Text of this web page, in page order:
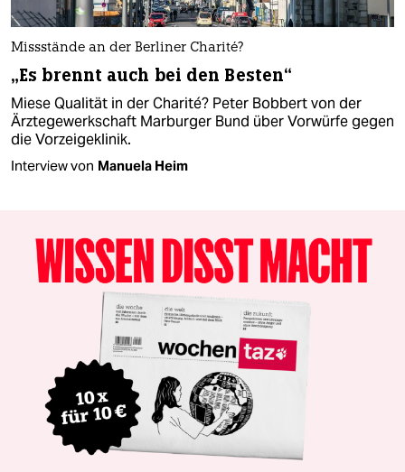
Missstände an der Berliner Charité?
„Es brennt auch bei den Besten“
Miese Qualität in der Charité? Peter Bobbert von der
Ärzte­gewerk­schaft Marburger Bund über Vorwürfe gegen
die Vorzeigeklinik.
Interview von Manuela Heim